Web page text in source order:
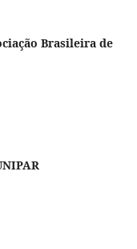
Brasileira de